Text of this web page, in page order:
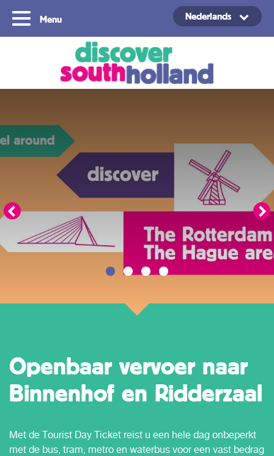
Menu
Copyright ©2024
Nederlands
Openbaar vervoer naar
Binnenhof en Ridderzaal
Met de Tourist Day Ticket reist u een hele dag onbeperkt
met de bus, tram, metro en waterbus voor een vast bedrag